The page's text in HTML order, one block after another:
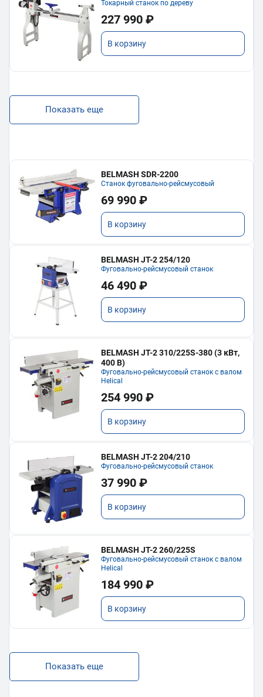
Токарный станок по дереву
227 990 ₽
В корзину
Показать еще
BELMASH SDR-2200
Станок фуговально-рейсмусовый
69 990 ₽
В корзину
BELMASH JT-2 254/120
Фуговально-рейсмусовый станок
46 490 ₽
В корзину
BELMASH JT-2 310/225S-380 (3 кВт,
400 В)
Фуговально-рейсмусовый станок с валом
Helical
254 990 ₽
В корзину
BELMASH JT-2 204/210
Фуговально-рейсмусовый станок
37 990 ₽
В корзину
BELMASH JT-2 260/225S
Фуговально-рейсмусовый станок с валом
Helical
184 990 ₽
В корзину
Показать еще